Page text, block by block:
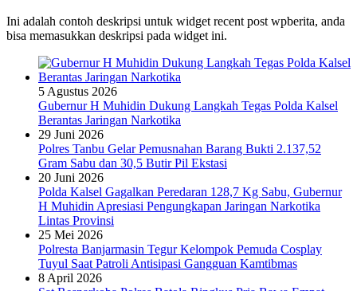
Ini adalah contoh deskripsi untuk widget recent post wpberita, anda
bisa memasukkan deskripsi pada widget ini.
5 Agustus 2026
Gubernur H Muhidin Dukung Langkah Tegas Polda Kalsel
Berantas Jaringan Narkotika
29 Juni 2026
Polres Tanbu Gelar Pemusnahan Barang Bukti 2.137,52
Gram Sabu dan 30,5 Butir Pil Ekstasi
20 Juni 2026
Polda Kalsel Gagalkan Peredaran 128,7 Kg Sabu, Gubernur
H Muhidin Apresiasi Pengungkapan Jaringan Narkotika
Lintas Provinsi
25 Mei 2026
Polresta Banjarmasin Tegur Kelompok Pemuda Cosplay
Tuyul Saat Patroli Antisipasi Gangguan Kamtibmas
8 April 2026